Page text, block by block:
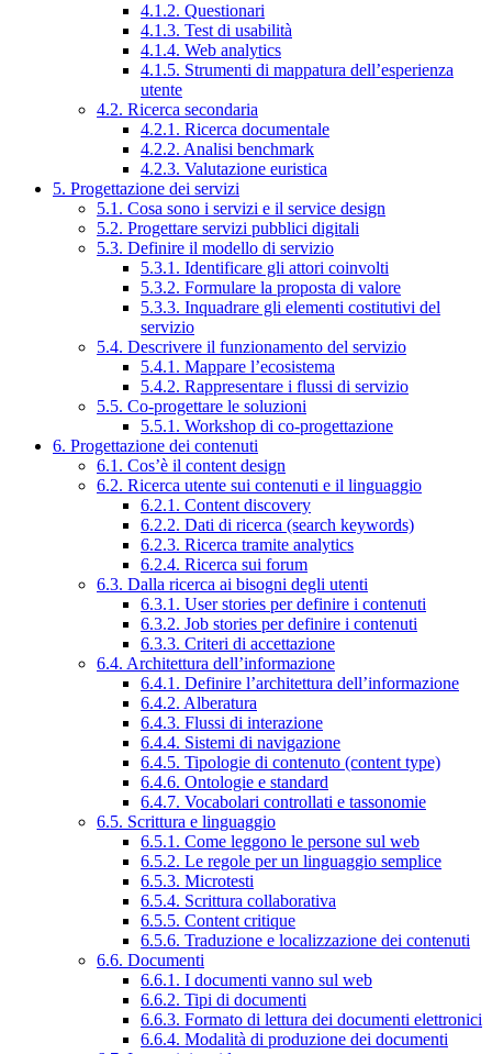
4.1.2. Questionari
4.1.3. Test di usabilità
4.1.4. Web analytics
4.1.5. Strumenti di mappatura dell’esperienza
utente
4.2. Ricerca secondaria
4.2.1. Ricerca documentale
4.2.2. Analisi benchmark
4.2.3. Valutazione euristica
5. Progettazione dei servizi
5.1. Cosa sono i servizi e il service design
5.2. Progettare servizi pubblici digitali
5.3. Definire il modello di servizio
5.3.1. Identificare gli attori coinvolti
5.3.2. Formulare la proposta di valore
5.3.3. Inquadrare gli elementi costitutivi del
servizio
5.4. Descrivere il funzionamento del servizio
5.4.1. Mappare l’ecosistema
5.4.2. Rappresentare i flussi di servizio
5.5. Co-progettare le soluzioni
5.5.1. Workshop di co-progettazione
6. Progettazione dei contenuti
6.1. Cos’è il content design
6.2. Ricerca utente sui contenuti e il linguaggio
6.2.1. Content discovery
6.2.2. Dati di ricerca (search keywords)
6.2.3. Ricerca tramite analytics
6.2.4. Ricerca sui forum
6.3. Dalla ricerca ai bisogni degli utenti
6.3.1. User stories per definire i contenuti
6.3.2. Job stories per definire i contenuti
6.3.3. Criteri di accettazione
6.4. Architettura dell’informazione
6.4.1. Definire l’architettura dell’informazione
6.4.2. Alberatura
6.4.3. Flussi di interazione
6.4.4. Sistemi di navigazione
6.4.5. Tipologie di contenuto (content type)
6.4.6. Ontologie e standard
6.4.7. Vocabolari controllati e tassonomie
6.5. Scrittura e linguaggio
6.5.1. Come leggono le persone sul web
6.5.2. Le regole per un linguaggio semplice
6.5.3. Microtesti
6.5.4. Scrittura collaborativa
6.5.5. Content critique
6.5.6. Traduzione e localizzazione dei contenuti
6.6. Documenti
6.6.1. I documenti vanno sul web
6.6.2. Tipi di documenti
6.6.3. Formato di lettura dei documenti elettronici
6.6.4. Modalità di produzione dei documenti